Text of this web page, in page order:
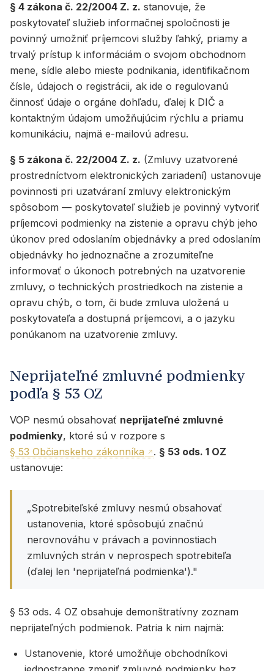
§ 4 zákona č. 22/2004 Z. z. stanovuje, že
poskytovateľ služieb informačnej spoločnosti je
povinný umožniť príjemcovi služby ľahký, priamy a
trvalý prístup k informáciám o svojom obchodnom
mene, sídle alebo mieste podnikania, identifikačnom
čísle, údajoch o registrácii, ak ide o regulovanú
činnosť údaje o orgáne dohľadu, ďalej k DIČ a
kontaktným údajom umožňujúcim rýchlu a priamu
komunikáciu, najmä e-mailovú adresu.
§ 5 zákona č. 22/2004 Z. z. (Zmluvy uzatvorené
prostredníctvom elektronických zariadení) ustanovuje
povinnosti pri uzatváraní zmluvy elektronickým
spôsobom — poskytovateľ služieb je povinný vytvoriť
príjemcovi podmienky na zistenie a opravu chýb jeho
úkonov pred odoslaním objednávky a pred odoslaním
objednávky ho jednoznačne a zrozumiteľne
informovať o úkonoch potrebných na uzatvorenie
zmluvy, o technických prostriedkoch na zistenie a
opravu chýb, o tom, či bude zmluva uložená u
poskytovateľa a dostupná príjemcovi, a o jazyku
ponúkanom na uzatvorenie zmluvy.
Neprijateľné zmluvné podmienky
podľa § 53 OZ
VOP nesmú obsahovať neprijateľné zmluvné
podmienky, ktoré sú v rozpore s
§ 53 Občianskeho zákonníka
. § 53 ods. 1 OZ
ustanovuje:
„Spotrebiteľské zmluvy nesmú obsahovať
ustanovenia, ktoré spôsobujú značnú
nerovnováhu v právach a povinnostiach
zmluvných strán v neprospech spotrebiteľa
(ďalej len 'neprijateľná podmienka')."
§ 53 ods. 4 OZ obsahuje demonštratívny zoznam
neprijateľných podmienok. Patria k nim najmä:
Ustanovenie, ktoré umožňuje obchodníkovi